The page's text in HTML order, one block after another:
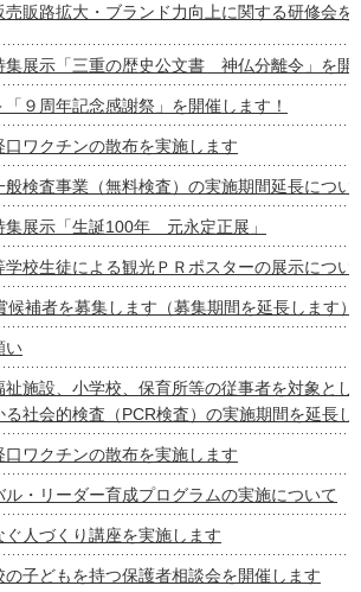
販路拡大・ブランド力向上に関する研修会を
展示「三重の歴史公文書 神仏分離令」を開
９周年記念感謝祭」を開催します！
ワクチンの散布を実施します
検査事業（無料検査）の実施期間延長につい
展示「生誕100年 元永定正展」
学校生徒による観光ＰＲポスターの展示につい
補者を募集します（募集期間を延長します）
い
施設、小学校、保育所等の従事者を対象とし
る社会的検査（PCR検査）の実施期間を延長し
ワクチンの散布を実施します
ル・リーダー育成プログラムの実施について
人づくり講座を実施します
子どもを持つ保護者相談会を開催します